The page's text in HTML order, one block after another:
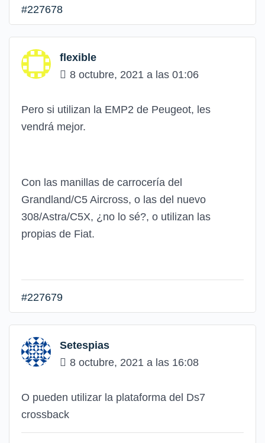
#227678
flexible
8 octubre, 2021 a las 01:06
Pero si utilizan la EMP2 de Peugeot, les
vendrá mejor.
Con las manillas de carrocería del
Grandland/C5 Aircross, o las del nuevo
308/Astra/C5X, ¿no lo sé?, o utilizan las
propias de Fiat.
#227679
Setespias
8 octubre, 2021 a las 16:08
O pueden utilizar la plataforma del Ds7
crossback